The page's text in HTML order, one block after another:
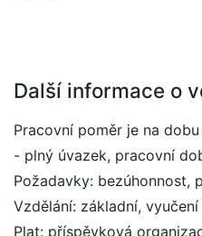
Další informace o
Pracovní poměr je na
- plný úvazek, pracovní
Požadavky: bezúhonnost,
Vzdělání: základní, vyučení
Plat: příspěvková